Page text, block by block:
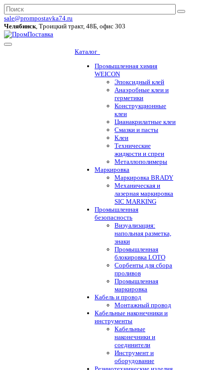
sale@prompostavka74.ru
Челябинск, Троицкий тракт, 48Б, офис 303
Каталог
Промышленная химия
WEICON
Эпоксидный клей
Анаэробные клеи и
герметики
Конструкционные
клеи
Цианакрилатные клеи
Смазки и пасты
Клеи
Технические
жидкости и спреи
Металлополимеры
Маркировка
Маркировка BRADY
Механическая и
лазерная маркировка
SIC MARKING
Промышленная
безопасность
Визуализация:
напольная разметка,
знаки
Промышленная
блокировка LOTO
Сорбенты для сбора
проливов
Промышленная
маркировка
Кабель и провод
Монтажный провод
Кабельные наконечники и
инструменты
Кабельные
наконечники и
соединители
Инструмент и
оборудование